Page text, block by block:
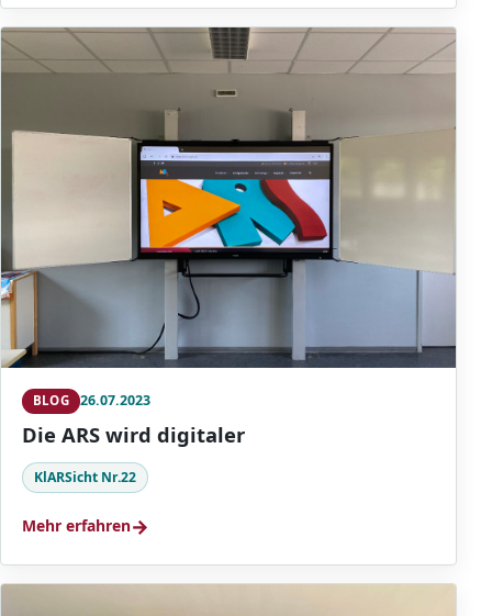
BLOG 26.07.2023
Die ARS wird digitaler
KlARSicht Nr.22
Mehr erfahren→